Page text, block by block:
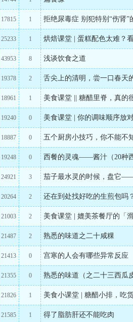
17815 1 拒绝尿毒症 别犯特别“伤肾”
25233 1 烘焙课堂 | 蛋糕配色太难？
43953 8 浅谈饮食之道
19378 2 舌尖上的清明，尝一口春天
18961 1 美食课堂 || 糖醋里脊，真的
19240 0 美食课堂 | 你的调味顺序放
18887 0 五个厨房小技巧，你不能不
19248 0 西餐的灵魂——酱汁（20种
24921 3 茄子最水灵的时候，盘它
20264 2 还在到处找好吃的生煎包吗
21003 2 美食课堂 | 媲美茶餐厅的「
21487 2 熟悉的味道之二十咸粿
21413 0 宫寒的人会有哪些异常反应
21355 0 熟悉的味道（之二十三西瓜
21826 1 美食小课堂 | 糖醋小排，吃
21585 1 得了脂肪肝还不能吃肉